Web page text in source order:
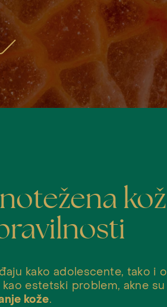
kako adolescente, tako i
estetski problem, akne su
kože.